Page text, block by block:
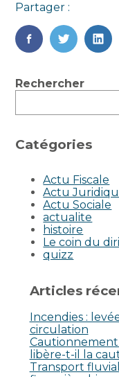
Partager :
FaceBook
Twitter
Blog
Rechercher
Catégories
Actu Fiscale
Actu
Actu Sociale
actualite
histoire
Le coin du
quizz
Articles
Incendies :
circulation
libère-t-il la
Transport